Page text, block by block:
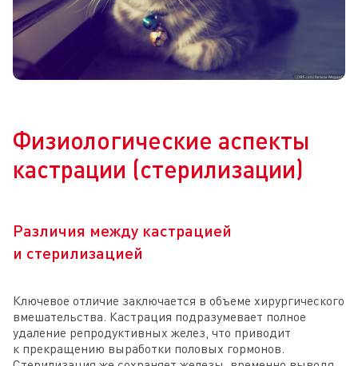
Физиологические аспекты
кастрации (стерилизации)
Различия между кастрацией
и стерилизацией
Ключевое отличие заключается в объеме хирургического
вмешательства. Кастрация подразумевает полное
удаление репродуктивных желез, что приводит
к прекращению выработки половых гормонов.